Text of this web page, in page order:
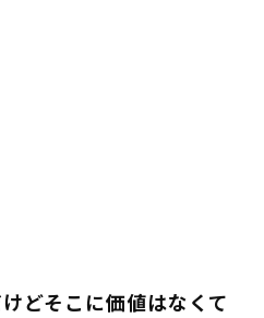
どそこに価値はなくて